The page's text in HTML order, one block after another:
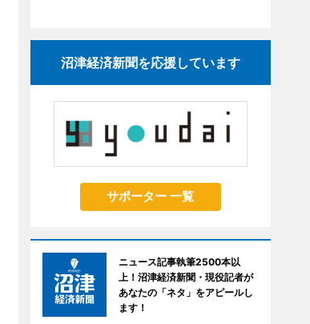
沼津経済新聞を応援しています
サポーター 一覧
ニュース記事執筆2500本以
上！沼津経済新聞・現役記者が
あなたの「ネタ」をアピールし
ます！